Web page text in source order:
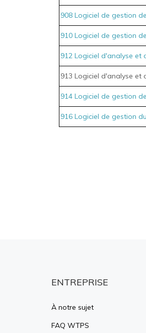
908 Logiciel de gestion
910 Logiciel de gestion
912 Logiciel d'analyse
913 Logiciel d'analyse et
914 Logiciel de gestion
916 Logiciel de gestion
ENTREPRISE
À notre sujet
FAQ WTPS